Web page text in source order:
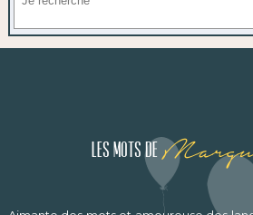
Les mots de